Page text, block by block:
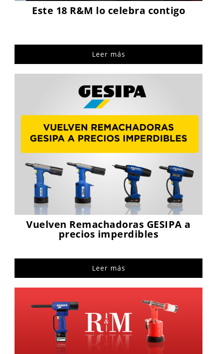
Este 18 R&M lo celebra contigo
Leer más
Vuelven Remachadoras GESIPA a
precios imperdibles
Leer más